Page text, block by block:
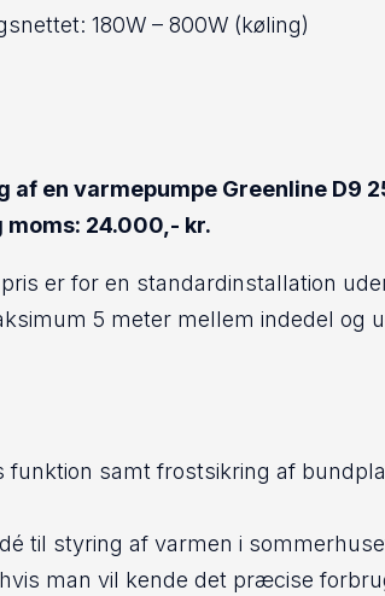
180W – 800W (køling)
af en varmepumpe Greenline D9
24.000,- kr.
er for en standardinstallation
5 meter mellem indedel og
funktion samt frostsikring af
til styring af varmen i
man vil kende det præcise